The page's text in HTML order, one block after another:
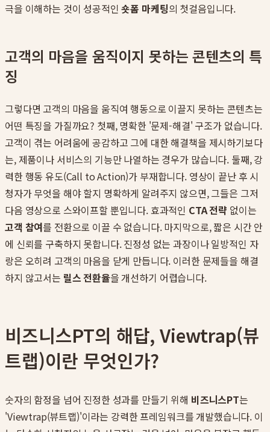
극을 이해하는 것이 성공적인숏폼 마케팅의 첫걸음입니다.
고객의 마음을 움직이지 못하는 콘텐츠의 특
징
그렇다면 고객의 마음을 움직여 행동으로 이끌지 못하는 콘텐츠는
어떤 특징을 가질까요? 첫째, 명확한 '문제-해결' 구조가 없습니다.
고객이 겪는 어려움에 공감하고 그에 대한 해결책을 제시하기보다
는, 제품이나 서비스의 기능만 나열하는 경우가 많습니다. 둘째, 강
력한 행동 유도(Call to Action)가 부재합니다. 영상이 끝난 후 시
청자가 무엇을 해야 할지 명확하게 알려주지 않으면, 그들은 그저
다음 영상으로 스와이프할 뿐입니다. 효과적인 CTA 전략 없이는
고객 참여를 전환으로 이끌 수 없습니다. 마지막으로, 짧은 시간 안
에 신뢰를 구축하지 못합니다. 진정성 없는 과장이나 일방적인 자
랑은 오히려 고객의 마음을 닫게 만듭니다. 이러한 문제들을 해결
하지 않고서는 릴스 전환율을 개선하기 어렵습니다.
비즈니스PT의 해답, Viewtrap(뷰
트랩)이란 무엇인가?
숫자의 함정을 넘어 진정한 성과를 만들기 위해 비즈니스PT는
'Viewtrap(뷰트랩)'이라는 강력한 프레임워크를 개발했습니다. 이